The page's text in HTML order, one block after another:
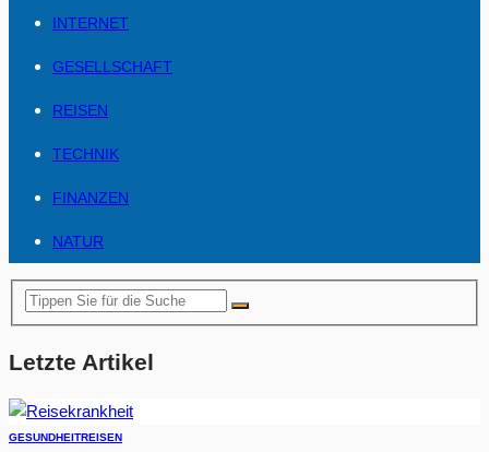
INTERNET
GESELLSCHAFT
REISEN
TECHNIK
FINANZEN
NATUR
Letzte Artikel
GESUNDHEITREISEN